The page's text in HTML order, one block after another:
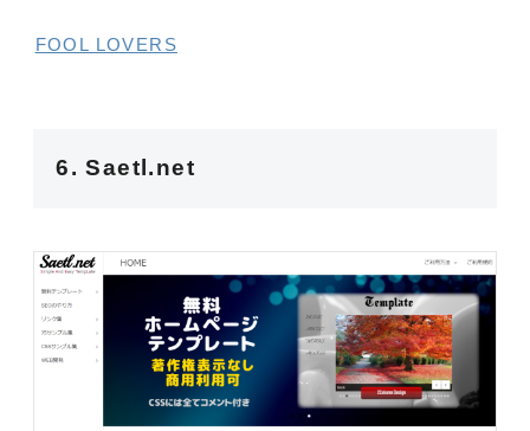
FOOL LOVERS
6. Saetl.net